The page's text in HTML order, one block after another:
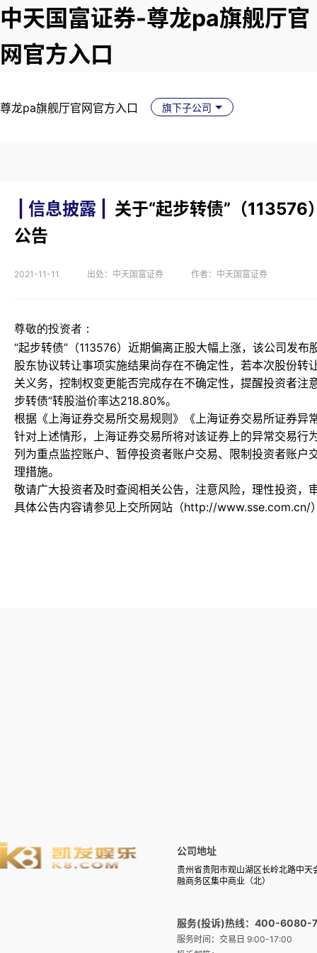
中天国富证券-尊龙pa旗舰厅官
网官方入口
尊龙pa旗舰厅官网官方入口 旗下子公司
| 信息披露 |
关于“起步转债”（113576
公告
2021-11-11 出处：中天国富证券 作者：中天国富证券
尊敬的投资者：
“起步转债”（113576）近期偏离正股大幅上涨，该公司发
股东协议转让事项实施结果尚存在不确定性，若本次股份转
关义务，控制权变更能否完成存在不确定性，提醒投资者注
步转债”转股溢价率达218.80%。
根据《上海证券交易所交易规则》《上海证券交易所证券异
针对上述情形，上海证券交易所将对该证券上的异常交易行
列为重点监控账户、暂停投资者账户交易、限制投资者账户
理措施。
敬请广大投资者及时查阅相关公告，注意风险，理性投资，
具体公告内容请参见上交所网站（http://www.sse.com.cn/
公司地址
贵州省贵阳市观山湖区长岭北路中天
融商务区集中商业（北）
服务(投诉)热线：400-6080-
服务时间：交易日 9:00-17:00